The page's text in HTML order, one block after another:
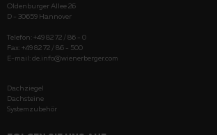
Oldenburger Allee 26
D - 30659 Hannover
Telefon: +49 82 72 / 86 - 0
Fax: +49 82 72 / 86 - 500
E-mail: de.info@wienerberger.com
Dachziegel
Dachsteine
Systemzubehör